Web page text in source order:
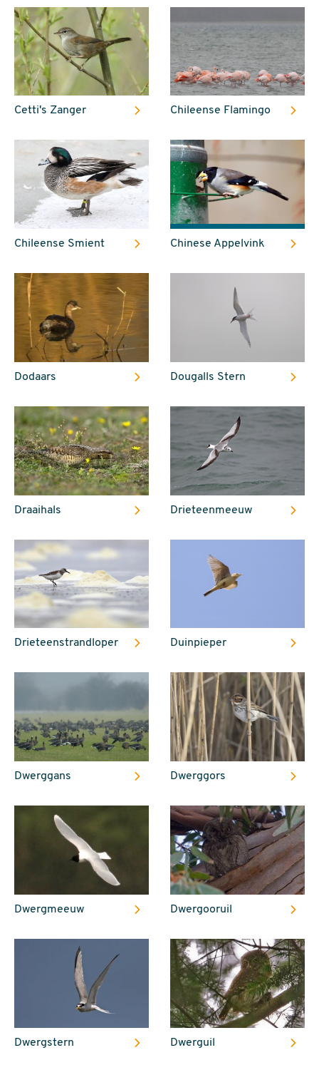
Cetti's Zanger Chileense Flamingo
Chileense Smient Chinese Appelvink
Dodaars Dougalls Stern
Draaihals Drieteenmeeuw
Drieteenstrandloper Duinpieper
Dwerggans Dwerggors
Dwergmeeuw Dwergooruil
Dwergstern Dwerguil